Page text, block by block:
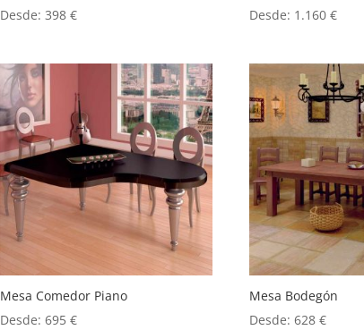
Desde:398€
Desde: 1.160€
Mesa Comedor Piano
Desde:695€
Mesa Bodegón
Desde:628€